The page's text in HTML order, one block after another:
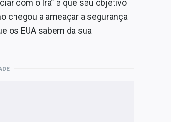
com o Irã” e que seu objetivo
chegou a ameaçar a segurança
os EUA sabem da sua